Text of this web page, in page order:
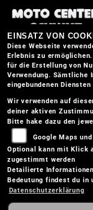
EINSATZ VON
Diese Webseite
Erlebnis zu
für die Erstellung von
Verwendung. Sämtliche
eingebundenen
Wir verwenden auf
deiner aktiven
Bitte hake dazu den
Google Maps
Optional kann mit Klick
zugestimmt werden
Detailierte
Bedeutung findest du in
Datenschutzerklärung